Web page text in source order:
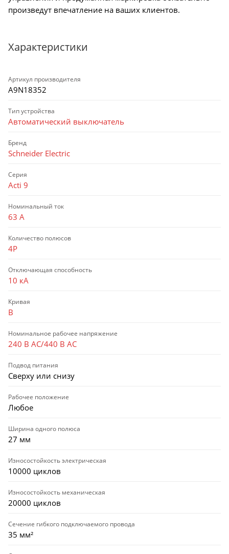
произведут впечатление на ваших клиентов.
Характеристики
Артикул производителя
A9N18352
Тип устройства
Автоматический выключатель
Бренд
Schneider Electric
Серия
Acti 9
Номинальный ток
63 А
Количество полюсов
4P
Отключающая способность
10 кА
Кривая
B
Номинальное рабочее напряжение
240 В AC/440 В AC
Подвод питания
Сверху или снизу
Рабочее положение
Любое
Ширина одного полюса
27 мм
Износостойкость электрическая
10000 циклов
Износостойкость механическая
20000 циклов
Сечение гибкого подключаемого провода
35 мм²